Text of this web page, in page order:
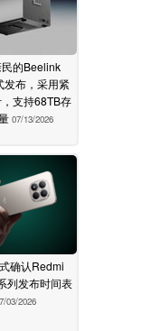
的Beelink
发布，采用紧
支持68TB存
07/13/2026
确认Redmi
列发布时间表
03/2026